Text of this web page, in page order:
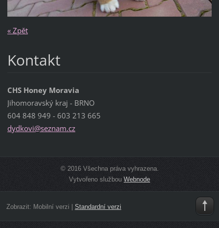
« Zpět
Kontakt
CHS Honey Moravia
Jihomoravský kraj - BRNO
604 848 949 - 603 213 665
dydkovi@seznam.cz
© 2016 Všechna práva vyhrazena.
Vytvořeno službou Webnode
Zobrazit: Mobilní verzi Standardní verzi